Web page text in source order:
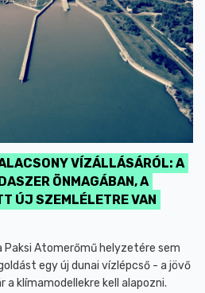
VÍZÁLLÁSÁRÓL: A
ÖNMAGÁBAN, A
ÚJ SZEMLÉLETRE VAN
Paksi Atomerőmű helyzetére sem
egy új dunai vízlépcső - a jövő
klímamodellekre kell alapozni.